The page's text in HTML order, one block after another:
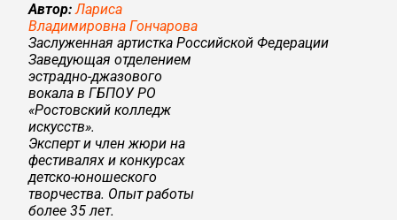
Автор: Лариса
Владимировна Гончарова
Заслуженная артистка Российской Федерации
Заведующая отделением
эстрадно‑джазового
вокала в ГБПОУ РО
«Ростовский колледж
искусств».
Эксперт и член жюри на
фестивалях и конкурсах
детско-юношеского
творчества. Опыт работы
более 35 лет.